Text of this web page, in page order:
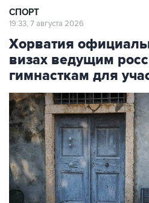
СПОРТ
19:33, 7 августа 2026
Хорватия
визах ведущим
гимнасткам для